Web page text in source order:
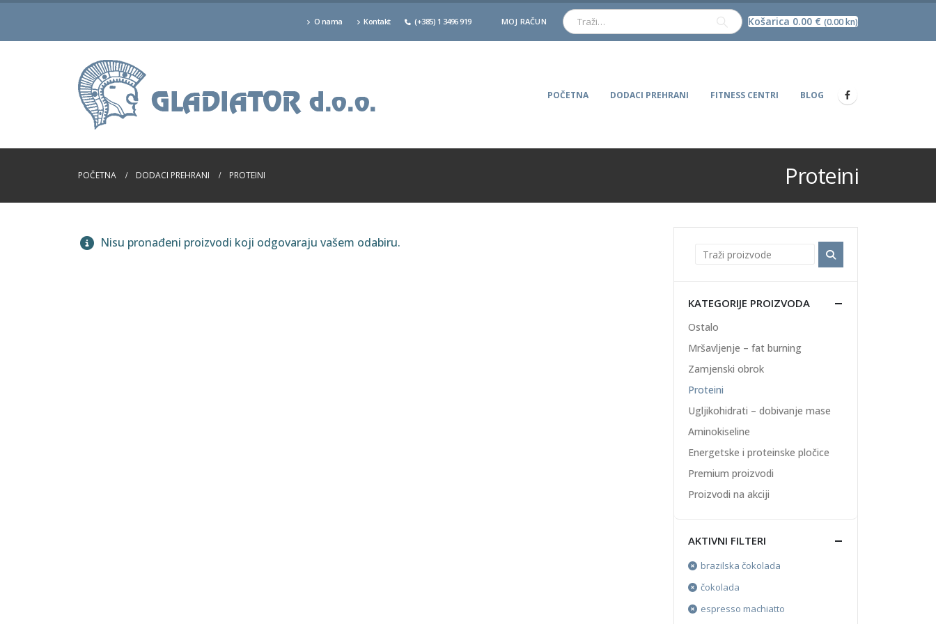
O nama Kontakt (+385) 1 3496 919 MOJ RAČUN Košarica 0.00 € (0.00 kn)
POČETNA DODACI PREHRANI FITNESS CENTRI BLOG
POČETNA DODACI PREHRANI PROTEINI Proteini
Nisu pronađeni proizvodi koji odgovaraju vašem odabiru.
KATEGORIJE PROIZVODA
Ostalo
Mršavljenje – fat burning
Zamjenski obrok
Proteini
Ugljikohidrati – dobivanje mase
Aminokiseline
Energetske i proteinske pločice
Premium proizvodi
Proizvodi na akciji
AKTIVNI FILTERI
brazilska čokolada
čokolada
espresso machiatto